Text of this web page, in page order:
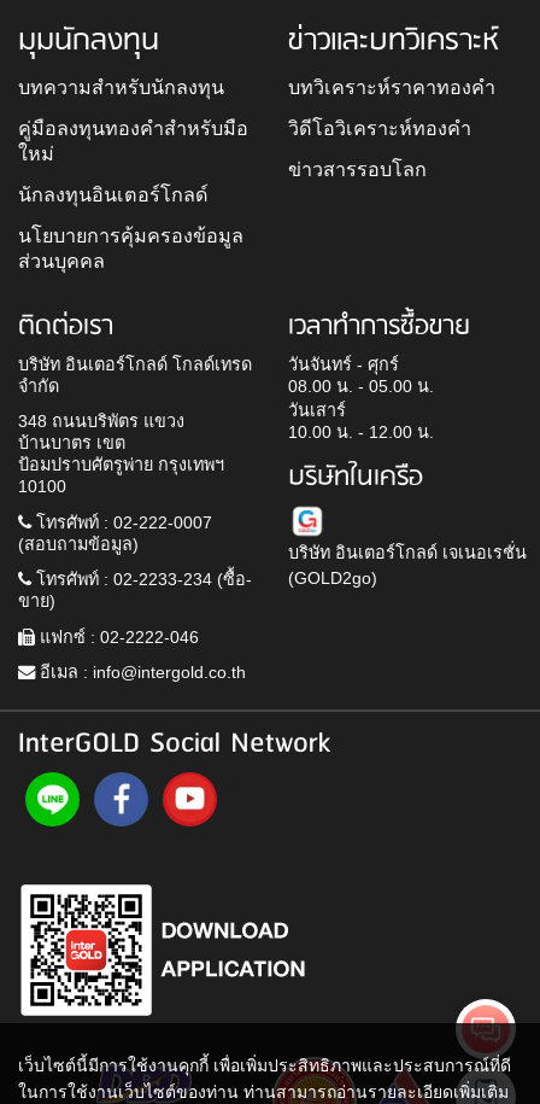
มุมนักลงทุน
บทความสำหรับนักลงทุน
คู่มือลงทุนทองคำสำหรับมือ
ใหม่
นักลงทุนอินเตอร์โกลด์
นโยบายการคุ้มครองข้อมูล
ส่วนบุคคล
ข่าวและบทวิเคราะห์
บทวิเคราะห์ราคาทองคำ
วิดีโอวิเคราะห์ทองคำ
ข่าวสารรอบโลก
ติดต่อเรา
บริษัท อินเตอร์โกลด์ โกลด์เทรด
จำกัด
348 ถนนบริพัตร แขวง
บ้านบาตร เขต
ป้อมปราบศัตรูพ่าย กรุงเทพฯ
10100
โทรศัพท์ : 02-222-0007
(สอบถามข้อมูล)
โทรศัพท์ : 02-2233-234 (ซื้อ-
ขาย)
แฟกซ์ : 02-2222-046
อีเมล : info@intergold.co.th
เวลาทำการซื้อขาย
วันจันทร์ - ศุกร์
08.00 น. - 05.00 น.
วันเสาร์
10.00 น. - 12.00 น.
บริษัทในเครือ
บริษัท อินเตอร์โกลด์ เจเนอเรชั่น
(GOLD2go)
InterGOLD Social Network
เว็บไซต์นี้มีการใช้งานคุกกี้ เพื่อเพิ่มประสิทธิภาพและประสบการณ์ที่ดี
ในการใช้งานเว็บไซต์ของท่าน ท่านสามารถอ่านรายละเอียดเพิ่มเติม